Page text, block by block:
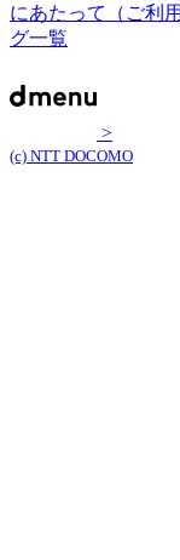
にあたって（ご利
グ一覧
>
(c) NTT DOCOMO